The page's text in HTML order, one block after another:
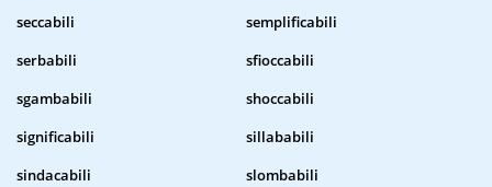
seccabili
semplificabili
serbabili
sfioccabili
sgambabili
shoccabili
significabili
sillababili
sindacabili
slombabili